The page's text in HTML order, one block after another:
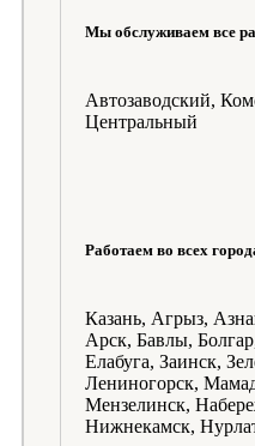
Мы обслуживаем все
Автозаводский,
Центральный
Работаем во всех
Казань, Агрыз,
Арск, Бавлы,
Елабуга, Заинск,
Лениногорск,
Мензелинск,
Нижнекамск,